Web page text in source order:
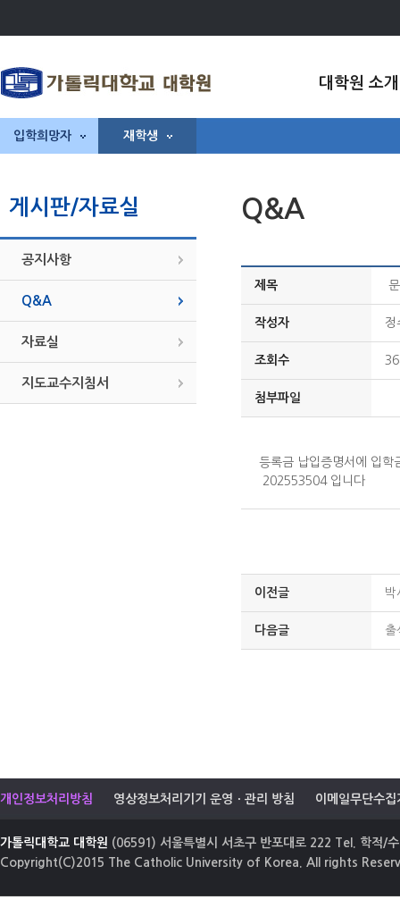
대학원 소개
입학희망자 재학생
게시판/자료실
공지사항
Q&A
자료실
지도교수지침서
Q&A
제목
작성자 정
조회수
첨부파일
등록금 납입증명서에 입학
202553504 입니다
이전글 박
다음글 출
개인정보처리방침 영상정보처리기기 운영ㆍ관리 방침 이메일무단수집
가톨릭대학교 대학원 (06591) 서울특별시 서초구 반포대로 222 Tel. 학적/
Copyright(C)2015 The Catholic University of Korea. All rights